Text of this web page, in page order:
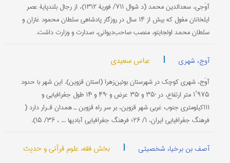
آوَجی، سعدالدین محمد (د شوال ۷۱۱/ فوریۀ ۱۳۱۲)، از رجال بلندپایۀ عصر
ایلخانان مغول که بیش از ۱۴ سال در روزگار پادشاهی سلطان محمود غازان و
سلطان محمد اولجایتو، منصب صاحب‌دیوانی، صدارت و وزارت داشت.
آوج، شهری | عباس سعیدی
آوَج، شهری کوچک در شهرستان بوئین‌زهرا (استان قزوین). این شهر با حدود
۹۷۵‘۱ متر ارتفاع، در ˚۳۵ و ́۳۵ عرض و ˚۴۹ و ́́۱۴ طول جغرافیایی و
۱۱۱کیلومتری جنوب غربی شهر قزوین، بر سر راه قزوین ـ همدان قـرار دارد (
‌فرهنگ جغرافیایی ایران، ۱/ ۲۶؛ فرهنگ جغرافیایی آبادیها ... ، ۳۶/ ۱۵).
آصف بن برخیا، شخصیتی | بخش فقه، علوم قرآنی و حدیث